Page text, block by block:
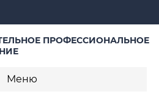
ПРОФЕССИОНАЛЬНОЕ
Меню